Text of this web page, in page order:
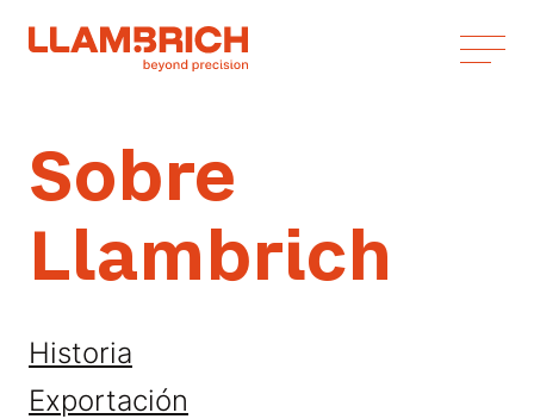
Sobre
Llambrich
Historia
Exportación